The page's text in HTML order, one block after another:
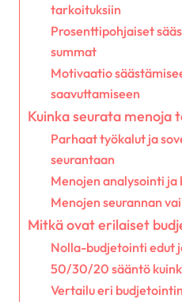
tarkoituksiin
Prosenttipohjaiset
summat
Motivaatio
saavuttamiseen
Kuinka seurata menoja
Parhaat työkalut ja
seurantaan
Menojen analysointi
Menojen seurannan
Mitkä ovat erilaiset
Nolla-budjetointi edut
50/30/20 sääntö
Vertailu eri